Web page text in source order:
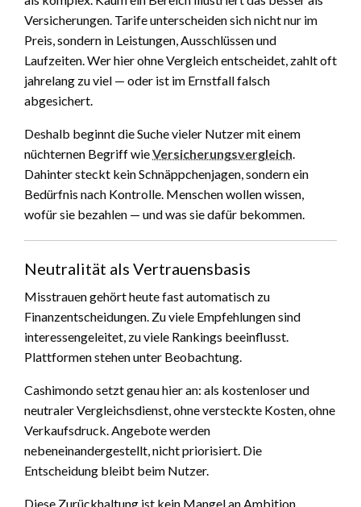
Versicherungen. Tarife unterscheiden sich nicht nur im
Preis, sondern in Leistungen, Ausschlüssen und
Laufzeiten. Wer hier ohne Vergleich entscheidet, zahlt oft
jahrelang zu viel — oder ist im Ernstfall falsch
abgesichert.
Deshalb beginnt die Suche vieler Nutzer mit einem
nüchternen Begriff wieVersicherungsvergleich.
Dahinter steckt kein Schnäppchenjagen, sondern ein
Bedürfnis nach Kontrolle. Menschen wollen wissen,
wofür sie bezahlen — und was sie dafür bekommen.
Neutralität als Vertrauensbasis
Misstrauen gehört heute fast automatisch zu
Finanzentscheidungen. Zu viele Empfehlungen sind
interessengeleitet, zu viele Rankings beeinflusst.
Plattformen stehen unter Beobachtung.
Cashimondo setzt genau hier an: als kostenloser und
neutraler Vergleichsdienst, ohne versteckte Kosten, ohne
Verkaufsdruck. Angebote werden
nebeneinandergestellt, nicht priorisiert. Die
Entscheidung bleibt beim Nutzer.
Diese Zurückhaltung ist kein Mangel an Ambition,